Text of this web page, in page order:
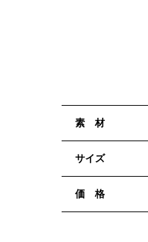
素 材
サイズ
価 格